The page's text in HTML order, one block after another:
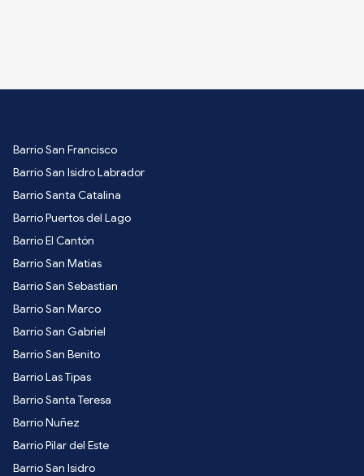
Barrio San Francisco
Barrio San Isidro Labrador
Barrio Santa Catalina
Barrio Puertos del Lago
Barrio El Cantón
Barrio San Matias
Barrio San Sebastian
Barrio San Marco
Barrio San Gabriel
Barrio San Benito
Barrio Las Tipas
Barrio Santa Teresa
Barrio Nuñez
Barrio Pilar del Este
Barrio San Isidro